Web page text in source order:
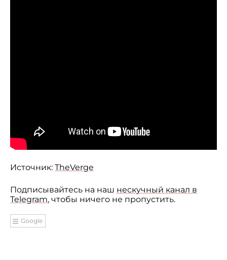
Источник: TheVerge
Подписывайтесь на наш нескучный канал в
Telegram, чтобы ничего не пропустить.
Google